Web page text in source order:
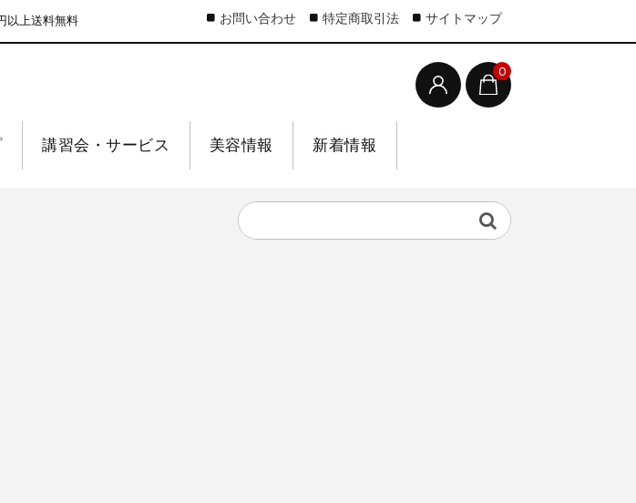
以上送料無料
0
講習会・サービス 美容情報 新着情報
お問い合わせ 特定商取引法 サイトマップ